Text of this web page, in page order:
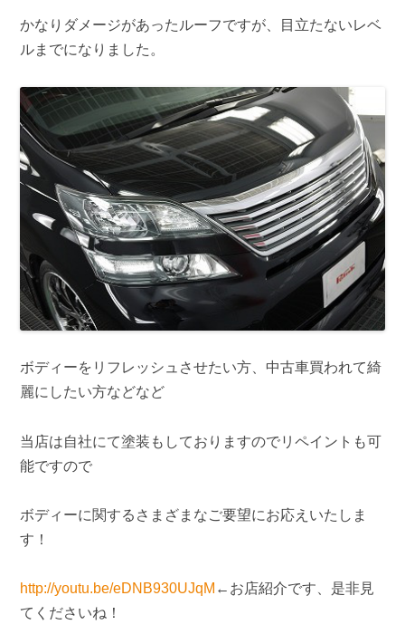
かなりダメージがあったルーフですが、目立たないレベ
ルまでになりました。
ボディーをリフレッシュさせたい方、中古車買われて綺
麗にしたい方などなど
当店は自社にて塗装もしておりますのでリペイントも可
能ですので
ボディーに関するさまざまなご要望にお応えいたしま
す！
http://youtu.be/eDNB930UJqM ←お店紹介です、是非見
てくださいね！